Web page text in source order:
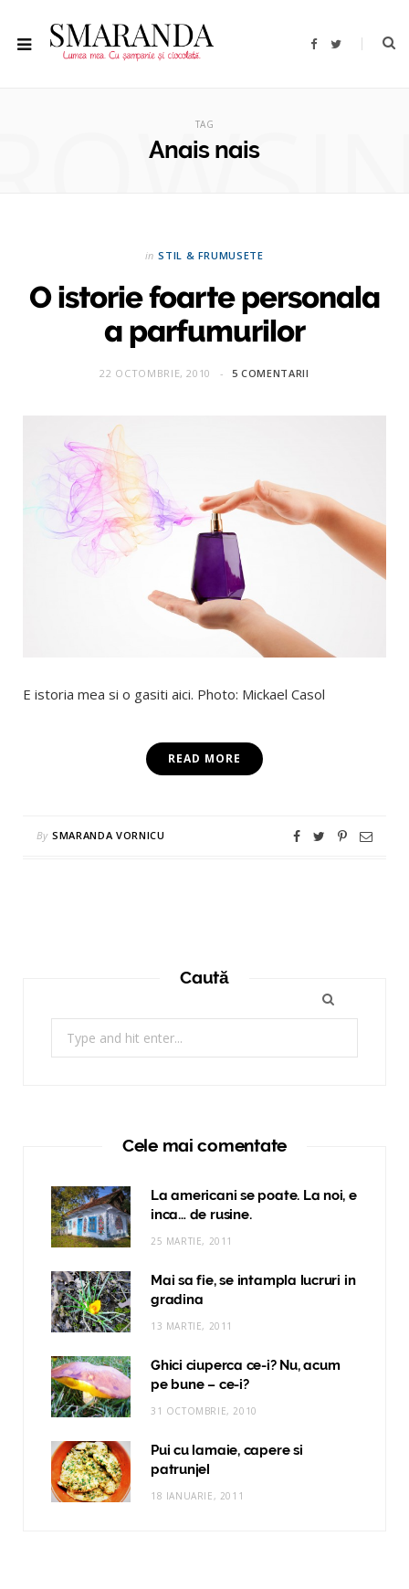
F
T
TAG
Anais nais
in STIL & FRUMUSETE
O istorie foarte personala
a parfumurilor
22 OCTOMBRIE, 2010 5 COMENTARII
E istoria mea si o gasiti aici. Photo: Mickael Casol
READ MORE
By SMARANDA VORNICU
Caută
for:
Cele mai comentate
La americani se poate. La noi, e
inca… de rusine.
25 MARTIE, 2011
Mai sa fie, se intampla lucruri in
gradina
13 MARTIE, 2011
Ghici ciuperca ce-i? Nu, acum
pe bune – ce-i?
31 OCTOMBRIE, 2010
Pui cu lamaie, capere si
patrunjel
18 IANUARIE, 2011